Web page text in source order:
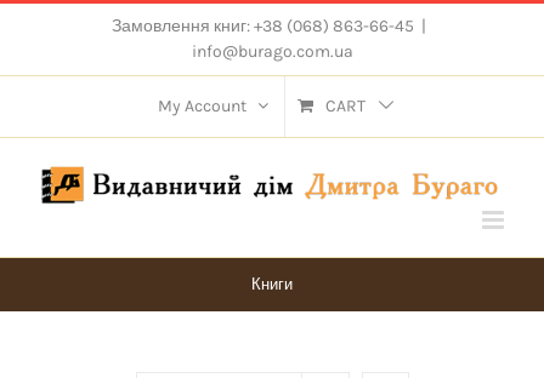
content
Замовлення книг: +38 (068) 863-66-45 |
info@burago.com.ua
My Account CART
Книги